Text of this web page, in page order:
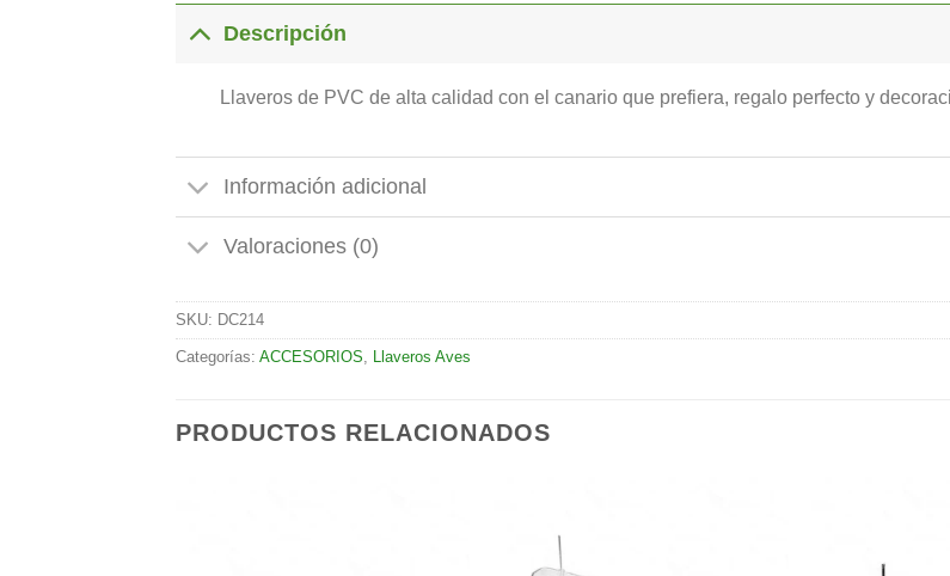
Descripción
Llaveros de PVC de alta calidad con el canario que prefiera, regalo perfecto y
Información adicional
Valoraciones (0)
SKU: DC214
Categorías: ACCESORIOS Llaveros Aves
PRODUCTOS RELACIONADOS